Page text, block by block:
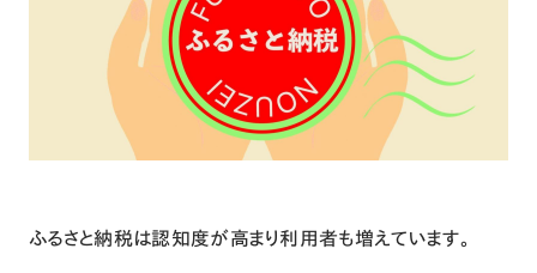
ふるさと納税は認知度が高まり利用者も増えています。